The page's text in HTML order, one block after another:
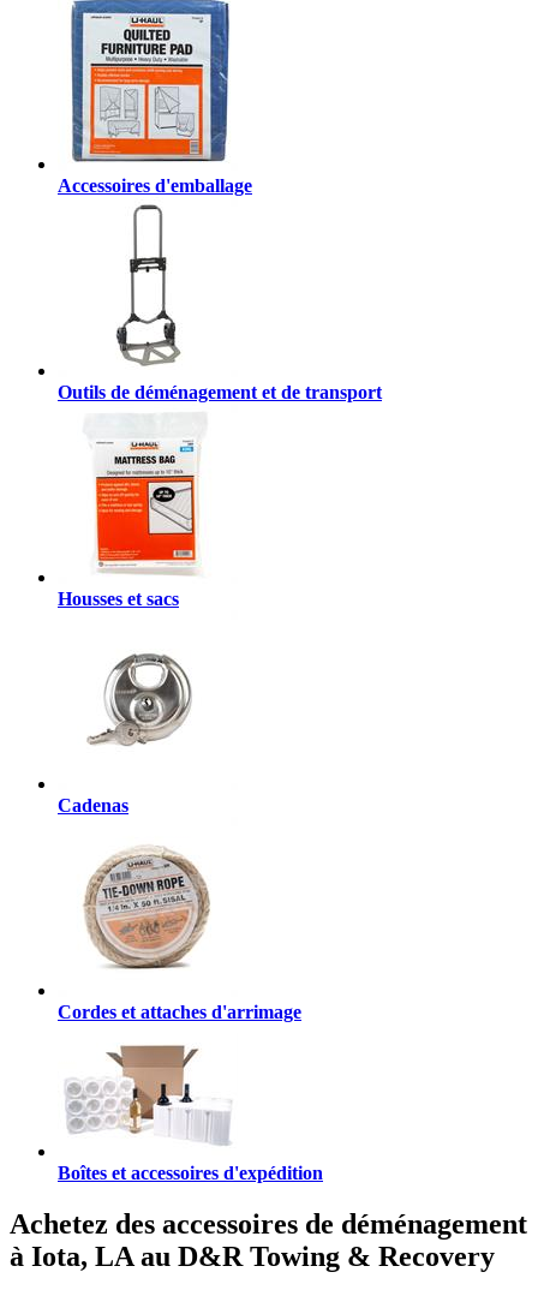
Accessoires d'emballage
Outils de déménagement et de transport
Housses et sacs
Cadenas
Cordes et attaches d'arrimage
Boîtes et accessoires d'expédition
Achetez des accessoires de déménagement
à Iota, LA au D&R Towing & Recovery